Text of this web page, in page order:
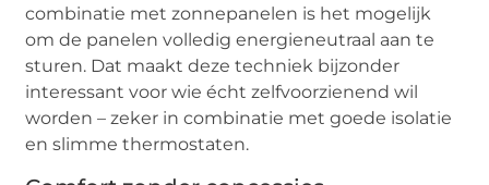
combinatie met zonnepanelen is het mogelijk
om de panelen volledig energieneutraal aan te
sturen. Dat maakt deze techniek bijzonder
interessant voor wie écht zelfvoorzienend wil
worden – zeker in combinatie met goede isolatie
en slimme thermostaten.